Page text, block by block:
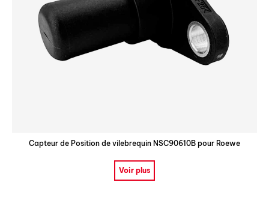
Capteur de Position de vilebrequin NSC90610B pour Roewe
Voir plus